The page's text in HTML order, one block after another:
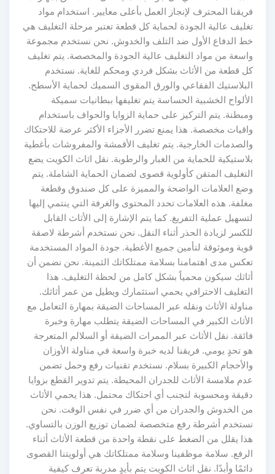
فريقنا المحترف لإنجاز العمل بأعلى معايير. استخدام مواد
تغليف عالية الجودة لحماية كل قطعة تعتبر مرحلة التغليف هي
خط الدفاع الأول ضد التلف والخدوش. نحن نستخدم مجموعة
واسعة من مواد التغليف عالية الجودة والمخصصة. يتم تغليف
كل قطعة من الأثاث بشكل فردي ومحكم للغاية. نستخدم
البلاستيك الفقاعي والورق المقوى السميك لحماية الأسطح.
الألواح الخشبية الحساسة يتم تغليفها ببطانيات سميكة
ومبطنة. يتم التركيز على حماية الزوايا والحواف باستخدام
واقيات مخصصة. هذا يمنع تضرر الأجزاء الأكثر عرضة للاحتكاك
والصدمات الخارجية. يتم تغليف الأقمشة والمفروشات بأغطية
بلاستيكية للحماية من الغبار والرطوبة. نقل اثاث الكويت يضع
التغليف المتقن كأولوية قصوى لضمان الحماية الشاملة. يتم
وضع العلامات الواضحة والمميزة على كل صندوق وقطعة
مغلفة. هذه العلامات تحدد المحتوى والغرفة التي ينتمي إليها
لتسهيل عملية التفريغ. كما يتم الإشارة إلى الأثاث القابل
للكسر لزيادة الحذر أثناء النقل. نحن نستخدم أشرطة لاصقة
قوية وموثوقة لتأمين جميع الأغطية. جودة المواد المستخدمة
تعكس مدى اهتمامنا بسلامة ممتلكاتك الثمينة. نحن نضمن أن
أثاثك سيكون محمياً بشكل كامل من لحظة التغليف. هذا
التغليف الاحترافي يحمي استثمارك ويطيل من عمر أثاثك.
مناولة الأثاث ونقله عبر المساحات الضيقة بمهارة التعامل مع
الأثاث الكبير في المساحات الضيقة يتطلب مهارة وخبرة
فائقة. نقل الأثاث عبر الممرات الضيقة أو السلالم المتعرجة
هو تحدٍ يومي. فريقنا لديه خبرة واسعة في مناولة الأوزان
والأحجام الكبيرة بسلام. نستخدم تقنيات رفع وحمل تضمن
عدم ملامسة الأثاث للجدران المحيطة. يتم تدوير القطع بزوايا
دقيقة ومحسوبة لتجنب أي احتكاك محتمل. هذا يحمي الأثاث
من الخدوش والجدران من أي ضرر في نفس الوقت. نحن
نستخدم أشرطة رفع متخصصة لضمان توزيع الوزن بالتساوي.
هذا يقلل من الضغط على نقطة واحدة من قطعة الأثاث أثناء
الرفع. سلامة موظفينا وسلامة ممتلكاتك هي أولويتنا القصوى
دائمًا وأبدًا. نقل اثاث الكويت يتم بأيدٍ مدربة تعرف كيفية